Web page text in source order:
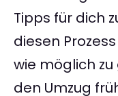
Tipps für dich
diesen
wie möglich
den Umzug